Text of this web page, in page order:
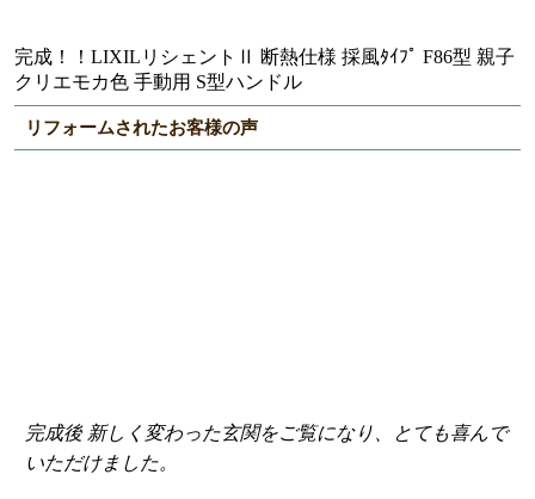
完成！！LIXILリシェントⅡ 断熱仕様 採風ﾀｲﾌﾟ F86型 親子
クリエモカ色 手動用 S型ハンドル
リフォームされたお客様の声
完成後 新しく変わった玄関をご覧になり、とても喜んで
いただけました。